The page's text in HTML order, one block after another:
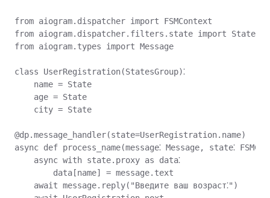
from aiogram.dispatcher import FSMContext
from aiogram.dispatcher.filters.state import State,
from aiogram.types import Message
class UserRegistration(StatesGroup)⁚
    name = State
    age = State
    city = State
@dp.message_handler(state=UserRegistration.name)
async def process_name(message⁚ Message, state⁚
    async with state.proxy as data⁚
        data[name] = message.text
    await message.reply("Введите ваш возраст⁚")